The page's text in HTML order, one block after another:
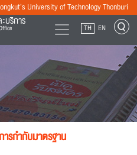
University of Technology Thonburi
บริการ TH EN
รกำกับมาตรฐาน